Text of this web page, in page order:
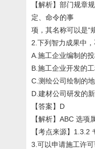
【解析】部门规章
定、命令的事
项，其名称可以是“
2.下列智力成果中
A.施工企业编制的
B.施工企业开发的
C.测绘公司绘制的
D.建材公司研发的
【答案】D
【解析】ABC 选
【考点来源】1.3.2
3.可以申请施工许